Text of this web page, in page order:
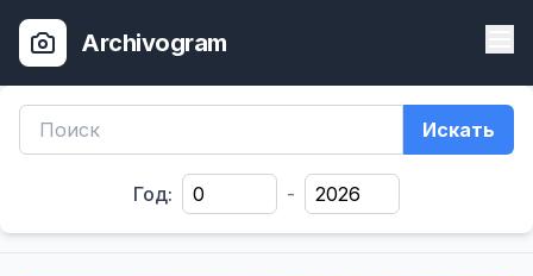
Archivogram
Искать
Год: -